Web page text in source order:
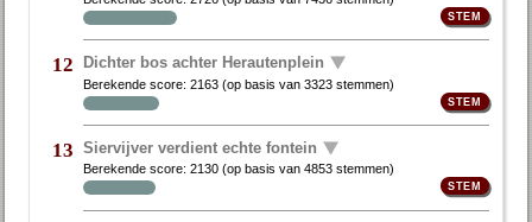
12 Dichter bos achter Herautenplein
Berekende score:2163 (op basis van3323 stemmen)
13 Siervijver verdient echte fontein
Berekende score:2130 (op basis van4853 stemmen)